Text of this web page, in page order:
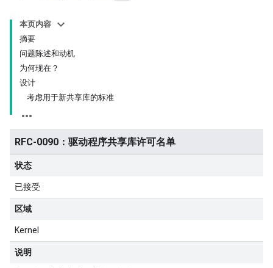
本页内容
摘要
问题陈述和动机
为何现在？
设计
考虑用于新共享库的标准
RFC-0090：驱动程序共享库许可名单
状态
已接受
区域
Kernel
说明